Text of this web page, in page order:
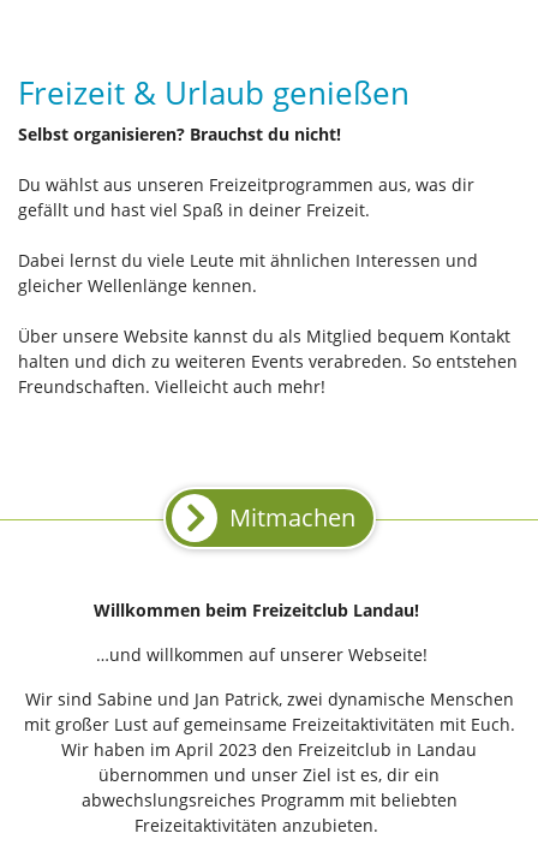
Freizeit & Urlaub genießen
Selbst organisieren? Brauchst du nicht!
Du wählst aus unseren Freizeitprogrammen aus, was dir
gefällt und hast viel Spaß in deiner Freizeit.
Dabei lernst du viele Leute mit ähnlichen Interessen und
gleicher Wellenlänge kennen.
Über unsere Website kannst du als Mitglied bequem Kontakt
halten und dich zu weiteren Events verabreden. So entstehen
Freundschaften. Vielleicht auch mehr!
Mitmachen
Willkommen beim Freizeitclub Landau!
…und willkommen auf unserer Webseite!
Wir sind Sabine und Jan Patrick, zwei dynamische Menschen
mit großer Lust auf gemeinsame Freizeitaktivitäten mit Euch.
Wir haben im April 2023 den Freizeitclub in Landau
übernommen und unser Ziel ist es, dir ein
abwechslungsreiches Programm mit beliebten
Freizeitaktivitäten anzubieten.